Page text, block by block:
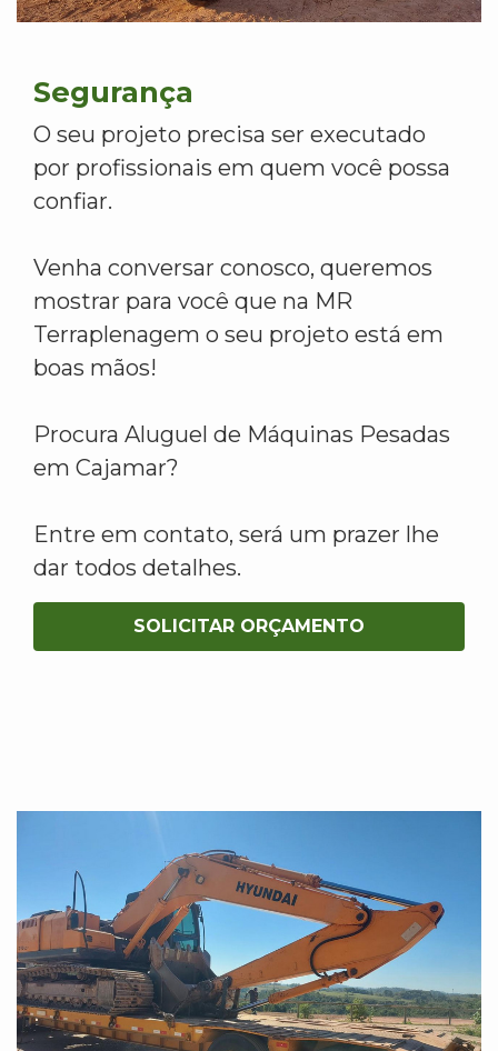
Segurança
O seu projeto precisa ser executado
por profissionais em quem você possa
confiar.
Venha conversar conosco, queremos
mostrar para você que na MR
Terraplenagem o seu projeto está em
boas mãos!
Procura Aluguel de Máquinas Pesadas
em Cajamar?
Entre em contato, será um prazer lhe
dar todos detalhes.
SOLICITAR ORÇAMENTO